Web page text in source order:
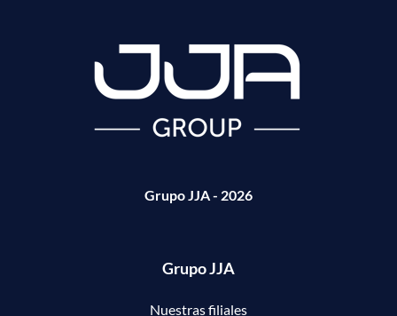
Grupo JJA - 2026
Grupo JJA
Nuestras filiales